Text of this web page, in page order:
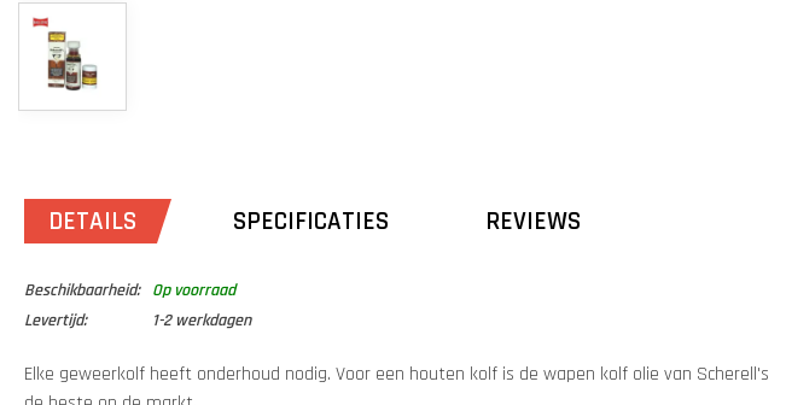
DETAILS SPECIFICATIES REVIEWS
Beschikbaarheid:
Op voorraad
Levertijd:
1-2 werkdagen
Elke geweerkolf heeft onderhoud nodig. Voor een houten kolf is de wapen kolf olie van Scherell's